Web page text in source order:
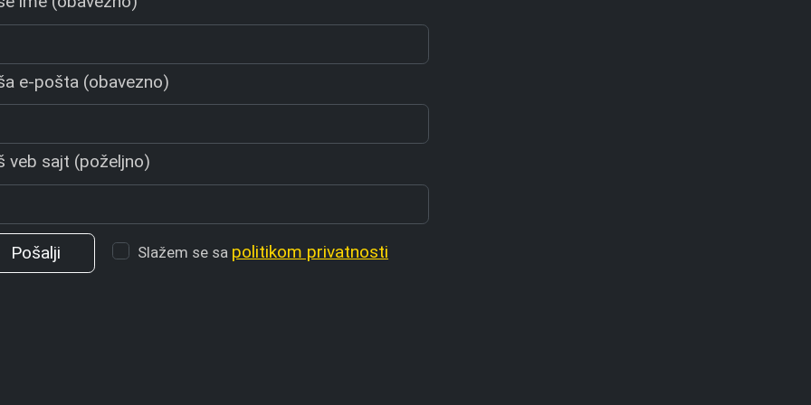
e-pošta (obavezno)
veb sajt (poželjno)
Slažem se sa politikom privatnosti